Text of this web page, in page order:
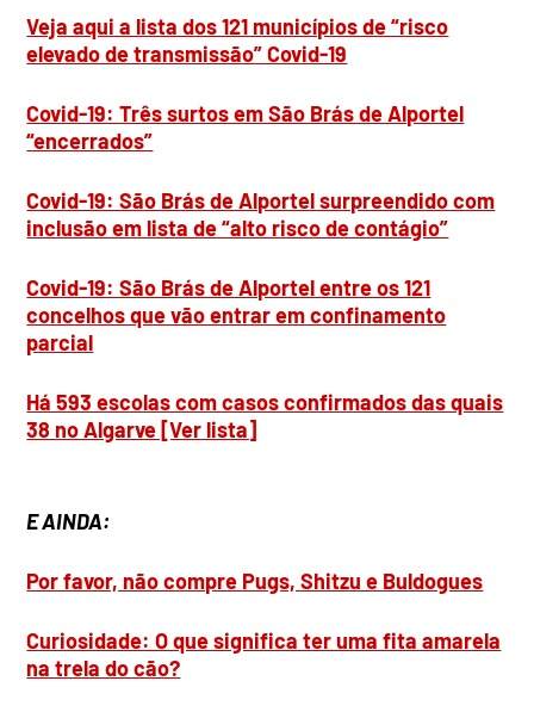
Veja aqui a lista dos 121 municípios de “risco
elevado de transmissão” Covid-19
Covid-19: Três surtos em São Brás de Alportel
“encerrados”
Covid-19: São Brás de Alportel surpreendido com
inclusão em lista de “alto risco de contágio”
Covid-19: São Brás de Alportel entre os 121
concelhos que vão entrar em confinamento
parcial
Há 593 escolas com casos confirmados das quais
38 no Algarve [Ver lista]
E AINDA:
Por favor, não compre Pugs, Shitzu e Buldogues
Curiosidade: O que significa ter uma fita amarela
na trela do cão?